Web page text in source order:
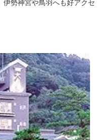
勢神宮や鳥羽へも好アクセ